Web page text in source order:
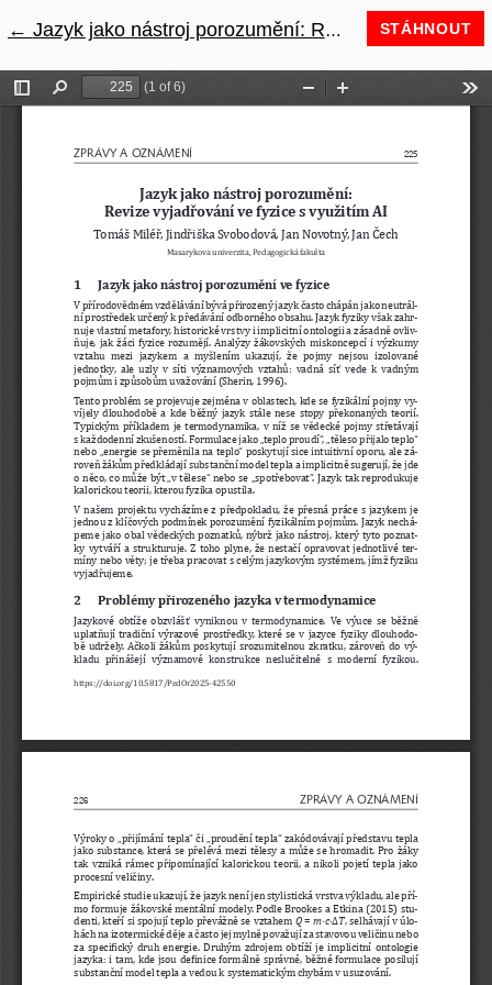
← Návrat na podrobnosti článku
Jazyk jako nástroj porozumění: Revize vyjadřování ve fyzice s využitím AI STÁHNOUT